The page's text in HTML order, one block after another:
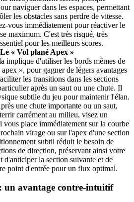
naviguer dans les espaces, permettant
les obstacles sans perdre de vitesse.
vous immédiatement pour réactiver le
maximum. C'est très risqué, très
pour les meilleurs scores.
« Vol plané Apex »
implique d'utiliser les bords mêmes de
», pour gagner de légers avantages
les transitions dans les sections
après un saut ou une chute. Il
subtile du jeu pour maintenir l'élan.
une chute importante ou un saut,
carrément au milieu, visez un
vous place immédiatement sur la courbe
virage ou sur l'apex d'une section
subtil réduit le besoin de
de direction, préservant ainsi votre
d'anticiper la section suivante et de
point d'entrée pour un flux optimal.
un avantage contre-intuitif